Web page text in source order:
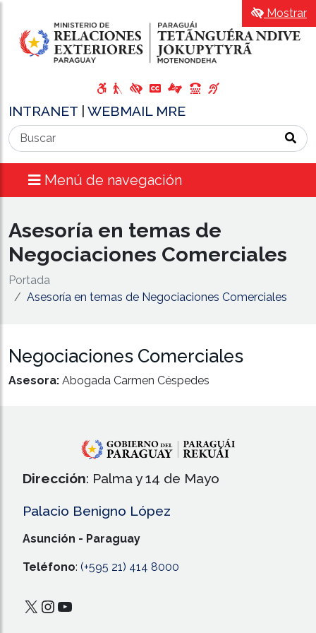
INTRANET WEBMAIL MRE
Menú de navegación
Mostrar
Asesoría en temas de
Negociaciones Comerciales
Portada
Asesoría en temas de Negociaciones Comerciales
Negociaciones Comerciales
Asesora: Abogada Carmen Céspedes
Dirección: Palma y 14 de Mayo
Palacio Benigno López
Asunción - Paraguay
Teléfono: (+595 21) 414 8000
X Instagram
YouTube